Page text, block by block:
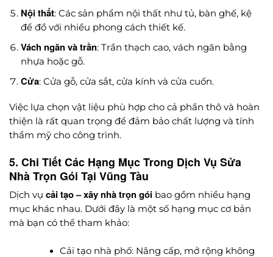
Nội thất: Các sản phẩm nội thất như tủ, bàn ghế, kệ
để đồ với nhiều phong cách thiết kế.
Vách ngăn và trần: Trần thạch cao, vách ngăn bằng
nhựa hoặc gỗ.
Cửa: Cửa gỗ, cửa sắt, cửa kính và cửa cuốn.
Việc lựa chọn vật liệu phù hợp cho cả phần thô và hoàn
thiện là rất quan trọng để đảm bảo chất lượng và tính
thẩm mỹ cho công trình.
5. Chi Tiết Các Hạng Mục Trong Dịch Vụ Sửa
Nhà Trọn Gói Tại Vũng Tàu
Dịch vụ cải tạo – xây nhà trọn gói bao gồm nhiều hạng
mục khác nhau. Dưới đây là một số hạng mục cơ bản
mà bạn có thể tham khảo:
Cải tạo nhà phố: Nâng cấp, mở rộng không